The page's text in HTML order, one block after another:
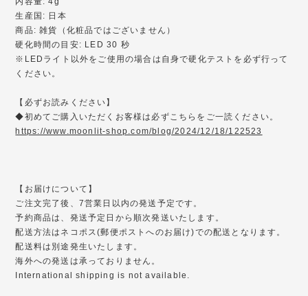
生産国: 日本
商品: 雑貨（化粧品ではございません）
硬化時間の目安: LED 30 秒
※LEDライト以外をご使用の場合は自身で硬化テストを必ず行って
ください。
【必ずお読みください】
◆初めてご購入いただくお客様は必ずこちらをご一読ください。
https://www.moonlit-shop.com/blog/2024/12/18/122523
【お届けについて】
ご注文完了後、7営業日以内の発送予定です。
予約商品は、発送予定日から順次発送いたします。
配送方法はネコポス(郵便ポストへのお届け)での配送となります。
配送料は別途発生いたします。
海外への発送は承っておりません。
International shipping is not available.